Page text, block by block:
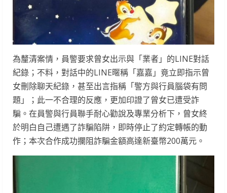
為釐清案情，員警要求曾女出示與「業者」的LINE對話
紀錄；不料，對話中的LINE暱稱「嘉嘉」竟立即指示曾
女刪除聊天紀錄，甚至出言指稱「警方與行員腦袋有問
題」；此一不合理的反應，更加印證了曾女已遭受詐
騙。在員警與行員聯手耐心勸說及專業分析下，曾女終
於明白自己遭遇了詐騙陷阱，即時停止了約定轉帳的動
作；本次合作成功攔阻詐騙金額高達新臺幣200萬元。